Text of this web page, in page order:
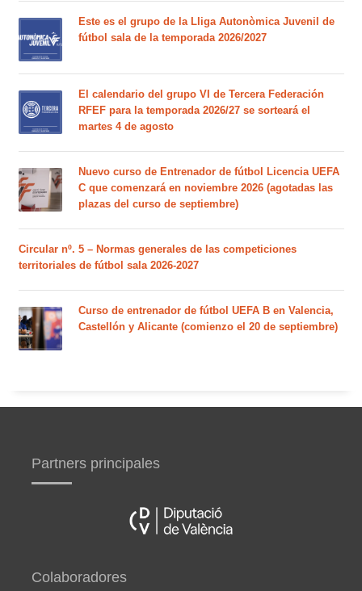
Este es el grupo de la Lliga Autonòmica Juvenil de
fútbol sala de la temporada 2026/2027
El calendario del grupo VI de Tercera Federación
RFEF para la temporada 2026/27 se sorteará el
martes 4 de agosto
Nuevo curso de Entrenador de fútbol Licencia UEFA
C que comenzará en noviembre 2026 (agotadas las
plazas del curso de septiembre)
Circular nº. 5 – Normas generales de las competiciones
territoriales de fútbol sala 2026-2027
Curso de entrenador de fútbol UEFA B en Valencia,
Castellón y Alicante (comienzo el 20 de septiembre)
Partners principales
Colaboradores